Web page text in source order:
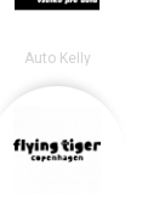
Auto Kelly